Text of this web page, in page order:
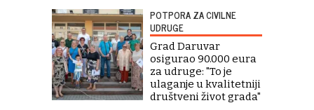
POTPORA ZA CIVILNE
UDRUGE
Grad Daruvar
osigurao 90.000 eura
za udruge: "To je
ulaganje u kvalitetniji
društveni život grada"